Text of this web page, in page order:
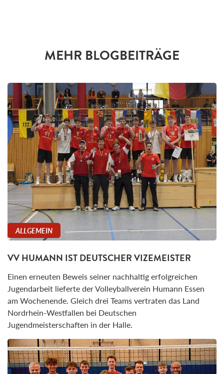
MEHR BLOGBEITRÄGE
ALLGEMEIN
VV HUMANN IST DEUTSCHER VIZEMEISTER
Einen erneuten Beweis seiner nachhaltig erfolgreichen
Jugendarbeit lieferte der Volleyballverein Humann Essen
am Wochenende. Gleich drei Teams vertraten das Land
Nordrhein-Westfallen bei Deutschen
Jugendmeisterschaften in der Halle.